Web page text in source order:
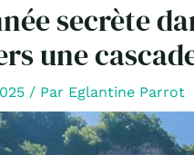
secrète
une
/ Par Eglantine Parrot